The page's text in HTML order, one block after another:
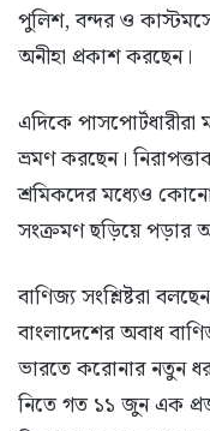
পুলিশ, বন্দর ও
অনীহা প্রকাশ করছেন।
এদিকে পাসপোর্টধারীরা
ভ্রমণ করছেন।
শ্রমিকদের মধ্যেও কোনো
সংক্রমণ ছড়িয়ে পড়ার
বাণিজ্য সংশ্লিষ্টরা
বাংলাদেশের অবাধ
ভারতে করোনার নতুন
নিতে গত ১১ জুন এক